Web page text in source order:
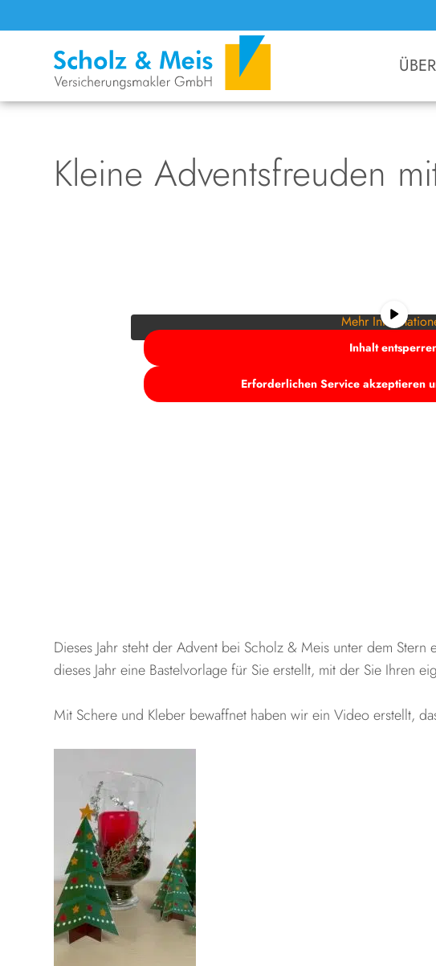
Kleine Adventsfreuden
Mehr
Inhalt
Erforderlichen Service akzeptieren
Dieses Jahr steht der Advent bei Scholz & Meis unter dem
dieses Jahr eine Bastelvorlage für Sie erstellt, mit der Sie Ihren
Mit Schere und Kleber bewaffnet haben wir ein Video erstellt,